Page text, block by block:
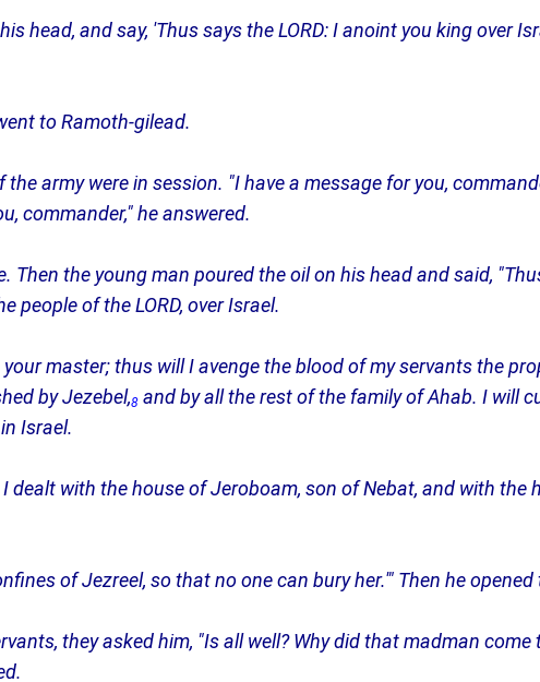
head, and say, 'Thus says the LORD: I anoint you king over
to Ramoth-gilead.
army were in session. "I have a message for you,
commander," he answered.
the young man poured the oil on his head and said,
people of the LORD, over Israel.
master; thus will I avenge the blood of my servants the
by Jezebel,8 and by all the rest of the family of Ahab. I will
Israel.
dealt with the house of Jeroboam, son of Nebat, and with the
of Jezreel, so that no one can bury her.'" Then he
they asked him, "Is all well? Why did that madman come